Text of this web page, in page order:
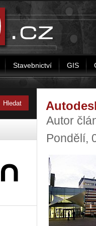
Stavebnictví GIS
Autor
Pondělí,